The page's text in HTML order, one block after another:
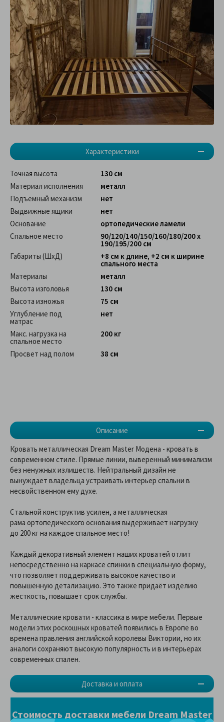
Характеристики
Описание
Доставка и оплата
Точная высота
130 см
Материал исполнения
металл
Подъемный механизм
нет
Выдвижные ящики
нет
Основание
ортопедические ламели
Спальное место
90/120/140/150/160/180/200 x
190/195/200 см
Габариты (ШхД)
+8 см к длине, +2 см к ширине
спального места
Материалы
металл
Высота изголовья
130 см
Высота изножья
75 см
Углубление под
матрас
нет
Макс. нагрузка на
спальное место
200 кг
Просвет над полом 38 см
Кровать металлическая Dream Master Модена - кровать в
современном стиле. Прямые линии, выверенный минимализм
без ненужных излишеств. Нейтральный дизайн не
вынуждает владельца устраивать интерьер спальни в
несвойственном ему духе.
Стальной конструктив усилен, а металлическая
рама ортопедического основания выдерживает нагрузку
до 200 кг на каждое спальное место!
Каждый декоративный элемент наших кроватей отлит
непосредственно на каркасе спинки в специальную форму,
что позволяет поддерживать высокое качество и
повышенную детализацию. Это также придаёт изделию
жесткость, повышает срок службы.
Металлические кровати - классика в мире мебели. Первые
модели этих роскошных кроватей появились в Европе во
времена правления английской королевы Виктории, но их
аналоги сохраняют высокую популярность и в интерьерах
современных спален.
Стоимость доставки мебели Dream Master